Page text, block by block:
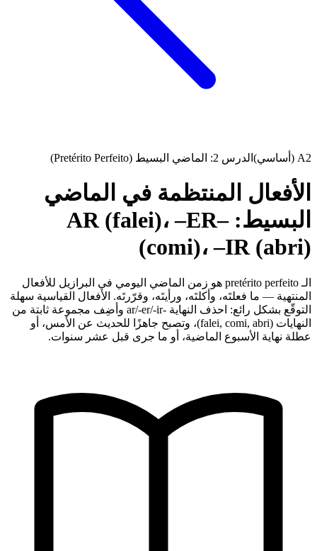
A2 (أساسي) الدرس 2: الماضي البسيط (Pretérito Perfeito)
الأفعال المنتظمة في الماضي
البسيط: –AR (falei)، –ER
(comi)، –IR (abri)
الـ pretérito perfeito هو زمن الماضي اليومي في البرازيل للأفعال
المنتهية — ما فعلتَه، وأكلتَه، ورأيتَه، وقرّرتَه. الأفعال القياسية سهلة
التوقّع بشكل رائع: احذف النهاية -ar/-er/-ir وأضِف مجموعة ثابتة من
النهايات (falei, comi, abri)، وتصبح جاهزًا للحديث عن الأمس، أو
عطلة نهاية الأسبوع الماضية، أو ما جرى قبل عشر سنوات.